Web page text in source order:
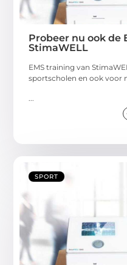
Probeer nu ook de
StimaWELL
EMS training van
sportscholen en ook voor
SPORT